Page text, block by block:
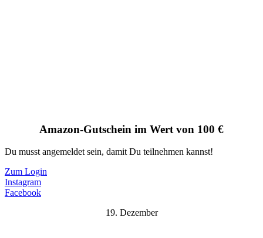
Amazon-Gutschein im Wert von 100 €
Du musst angemeldet sein, damit Du teilnehmen kannst!
Zum Login
Instagram
Facebook
19. Dezember